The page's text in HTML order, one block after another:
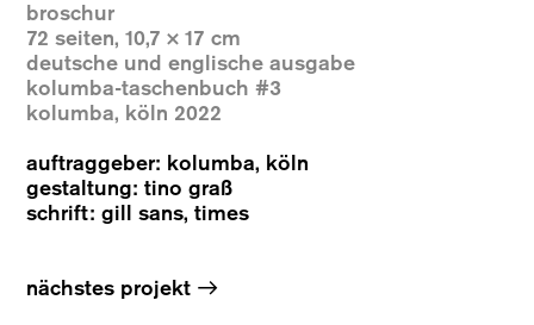
broschur
72 seiten, 10,7 × 17 cm
deutsche und englische ausgabe
kolumba-taschenbuch #3
kolumba, köln 2022
auftraggeber: kolumba, köln
gestaltung: tino graß
schrift: gill sans, times
nächstes projekt →